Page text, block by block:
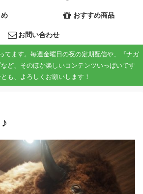
おすすめ商品
お問い合わせ
てます。毎週金曜日の夜の定期配信や、『ナガ
ど、そのほか楽しいコンテンツいっぱいです
も、よろしくお願いします！